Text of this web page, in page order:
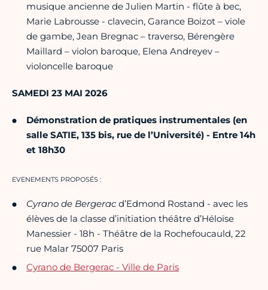
musique ancienne de Julien Martin - flûte à bec,
Marie Labrousse - clavecin, Garance Boizot – viole
de gambe, Jean Bregnac – traverso, Bérengère
Maillard – violon baroque, Elena Andreyev –
violoncelle baroque
SAMEDI 23 MAI 2026
Démonstration de pratiques instrumentales (en
salle SATIE, 135 bis, rue de l’Université) - Entre 14h
et 18h30
EVENEMENTS PROPOSÉS :
Cyrano de Bergeracd’Edmond Rostand - avec les
élèves de la classe d’initiation théâtre d’Héloïse
Manessier - 18h - Théâtre de la Rochefoucauld, 22
rue Malar 75007 Paris
Cyrano de Bergerac - Ville de Paris